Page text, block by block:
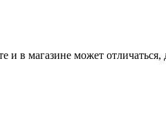
и в магазине может